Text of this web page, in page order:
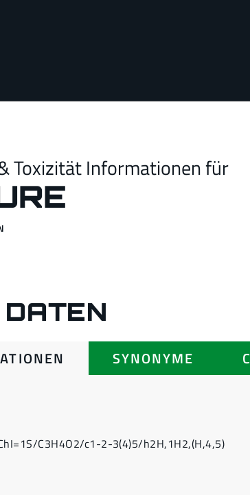
Toxizität Informationen für
SYNONYME
C3H4O2/c1-2-3(4)5/h2H,1H2,(H,4,5)